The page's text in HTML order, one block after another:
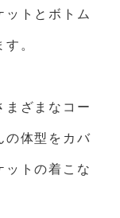
ットとボトム
。
まざまなコー
の体型をカバ
ットの着こな